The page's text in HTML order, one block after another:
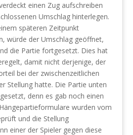
einen Zug aufschreiben
Umschlag hinterlegen.
späteren Zeitpunkt
würde der Umschlag geöffnet,
die Partie fortgesetzt. Dies hat
damit nicht derjenige, der
bei der zwischenzeitlichen
Stellung hatte. Die Partie unten
denn es gab noch einen
wurden vom
und die Stellung
einer der Spieler gegen diese